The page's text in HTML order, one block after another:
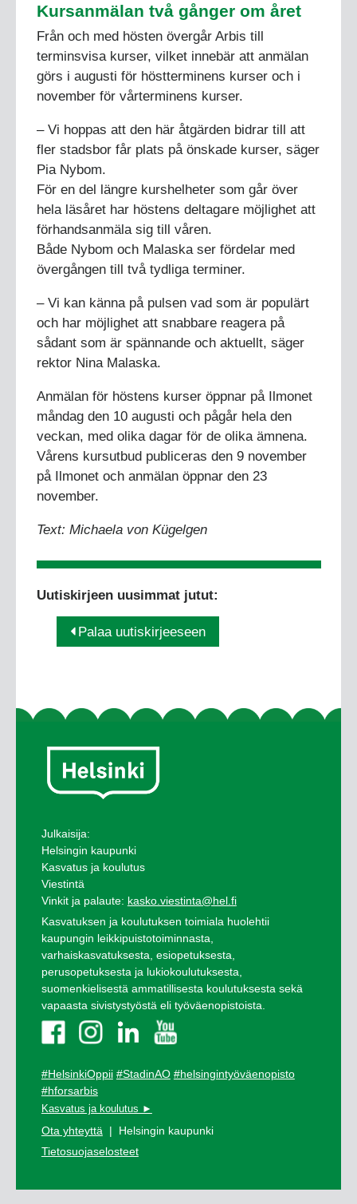
Kursanmälan två gånger om året
Från och med hösten övergår Arbis till
terminsvisa kurser, vilket innebär att anmälan
görs i augusti för höstterminens kurser och i
november för vårterminens kurser.
– Vi hoppas att den här åtgärden bidrar till att
fler stadsbor får plats på önskade kurser, säger
Pia Nybom.
För en del längre kurshelheter som går över
hela läsåret har höstens deltagare möjlighet att
förhandsanmäla sig till våren.
Både Nybom och Malaska ser fördelar med
övergången till två tydliga terminer.
– Vi kan känna på pulsen vad som är populärt
och har möjlighet att snabbare reagera på
sådant som är spännande och aktuellt, säger
rektor Nina Malaska.
Anmälan för höstens kurser öppnar på Ilmonet
måndag den 10 augusti och pågår hela den
veckan, med olika dagar för de olika ämnena.
Vårens kursutbud publiceras den 9 november
på Ilmonet och anmälan öppnar den 23
november.
Text: Michaela von Kügelgen
Uutiskirjeen uusimmat jutut:
Palaa uutiskirjeeseen
Julkaisija:
Helsingin kaupunki
Kasvatus ja koulutus
Viestintä
Vinkit ja palaute: kasko.viestinta@hel.fi
Kasvatuksen ja koulutuksen toimiala huolehtii
kaupungin leikkipuistotoiminnasta,
varhaiskasvatuksesta, esiopetuksesta,
perusopetuksesta ja lukiokoulutuksesta,
suomenkielisestä ammatillisesta koulutuksesta sekä
vapaasta sivistystyöstä eli työväenopistoista.
#HelsinkiOppii #StadinAO #helsingintyöväenopisto
#hforsarbis
Kasvatus ja koulutus ►
Ota yhteyttä | Helsingin kaupunki
Tietosuojaselosteet